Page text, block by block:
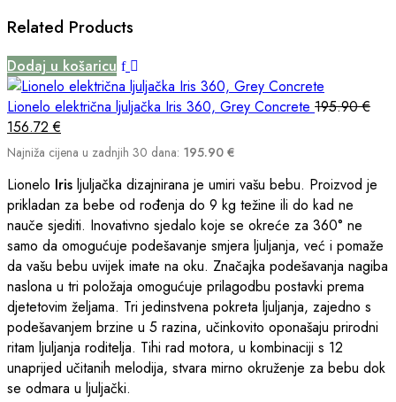
Related Products
Dodaj u košaricu
Lionelo električna ljuljačka Iris 360, Grey Concrete 195.90€
156.72€
Najniža cijena u zadnjih 30 dana: 195.90 €
Lionelo Iris ljuljačka dizajnirana je umiri vašu bebu. Proizvod je
prikladan za bebe od rođenja do 9 kg težine ili do kad ne
nauče sjediti. Inovativno sjedalo koje se okreće za 360° ne
samo da omogućuje podešavanje smjera ljuljanja, već i pomaže
da vašu bebu uvijek imate na oku. Značajka podešavanja nagiba
naslona u tri položaja omogućuje prilagodbu postavki prema
djetetovim željama. Tri jedinstvena pokreta ljuljanja, zajedno s
podešavanjem brzine u 5 razina, učinkovito oponašaju prirodni
ritam ljuljanja roditelja. Tihi rad motora, u kombinaciji s 12
unaprijed učitanih melodija, stvara mirno okruženje za bebu dok
se odmara u ljuljački.